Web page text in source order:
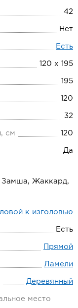
42
Нет
Есть
120 х 195
195
120
32
см 120
Да
Жаккард,
к изголовью
Есть
Прямой
Ламели
Деревянный
место